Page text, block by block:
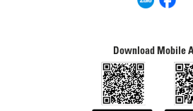
Download Mobile